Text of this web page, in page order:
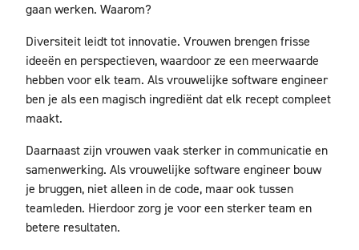
gaan werken. Waarom?
Diversiteit leidt tot innovatie. Vrouwen brengen frisse
ideeën en perspectieven, waardoor ze een meerwaarde
hebben voor elk team. Als vrouwelijke software engineer
ben je als een magisch ingrediënt dat elk recept compleet
maakt.
Daarnaast zijn vrouwen vaak sterker in communicatie en
samenwerking. Als vrouwelijke software engineer bouw
je bruggen, niet alleen in de code, maar ook tussen
teamleden. Hierdoor zorg je voor een sterker team en
betere resultaten.